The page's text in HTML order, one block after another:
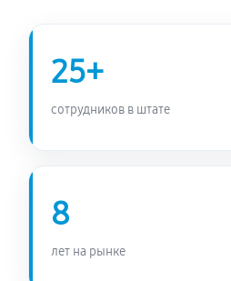
Замена зуммера эхолота
25+
сотрудников в штате
8
лет на рынке